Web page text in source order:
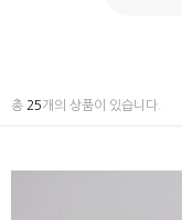
총 25개의 상품이 있습니다.